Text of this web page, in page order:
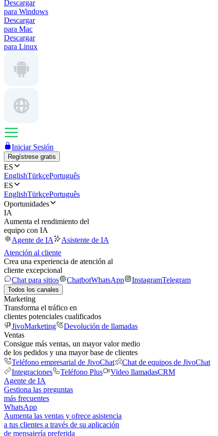
Descargar
para Windows
Descargar
para Mac
Descargar
para Linux
Iniciar Sesión
Regístrese gratis
ES
EnglishTürkçePortuguês
ES
EnglishTürkçePortuguês
Oportunidades
IA
Aumenta el rendimiento del
equipo con IA
Agente de IA
Asistente de IA
Atención al cliente
Crea una experiencia de atención al
cliente excepcional
Chat para sitios
ChatbotWhatsApp InstagramTelegram
Todos los canales
Marketing
Transforma el tráfico en
clientes potenciales cualificados
JivoMarketing
Devolución de llamadas
Ventas
Consigue más ventas, un mayor valor medio
de los pedidos y una mayor base de clientes
Teléfono empresarial de JivoChat
Chat de equipos de JivoChat
Integraciones
Teléfono Plus Video llamadasCRM
Agente de IA
Gestiona las preguntas
más frecuentes
WhatsApp
Aumenta las ventas y ofrece asistencia
a tus clientes a través de su aplicación
de mensajería preferida